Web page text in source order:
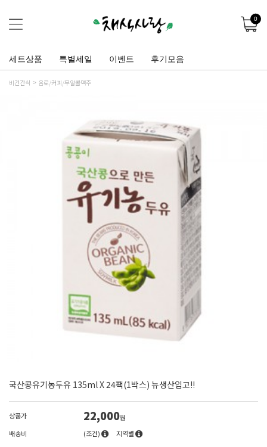
0
세트상품 특별세일 이벤트 후기모음
비건간식 음료/커피/무알콜맥주
국산콩유기농두유 135ml X 24팩(1박스) 뉴생산입고!!
상품가 22,000원
배송비
(조건) 지역별